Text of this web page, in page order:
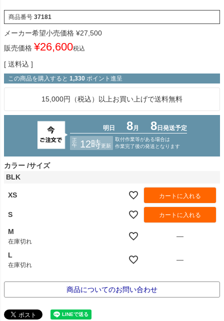
商品番号 37181
メーカー希望小売価格 ¥27,500
販売価格 ¥26,600税込
送料込
この商品を購入すると 1,330 ポイント進呈
15,000円（税込）以上お買い上げで送料無料
カラー サイズ
BLK
XS カートに入れる
S カートに入れる
M
在庫切れ
—
L
在庫切れ
—
商品についてのお問い合わせ